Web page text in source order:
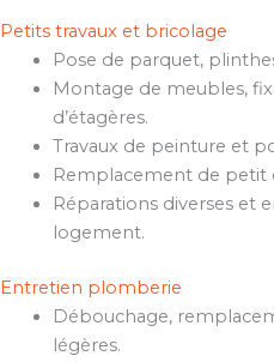
Petits travaux et bricolage
Pose de parquet,
Montage de meubles,
d’étagères.
Travaux de peinture et
Remplacement de petit
Réparations diverses et
logement.
Entretien plomberie
Débouchage,
légères.